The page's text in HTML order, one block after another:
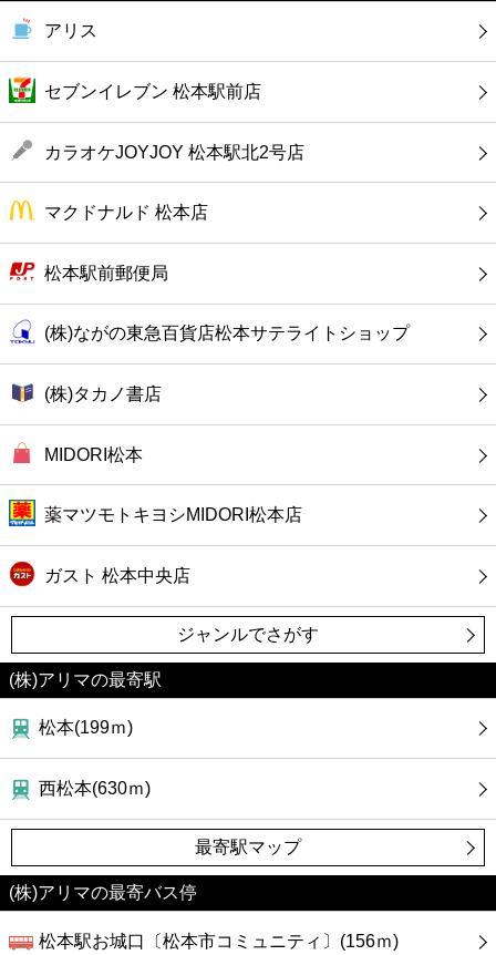
公共
アリス
セブンイレブン 松本駅前店
カラオケJOYJOY 松本駅北2号店
マクドナルド 松本店
松本駅前郵便局
(株)ながの東急百貨店松本サテライトショップ
(株)タカノ書店
MIDORI松本
薬マツモトキヨシMIDORI松本店
ガスト 松本中央店
ジャンルでさがす
(株)アリマの最寄駅
松本(199ｍ)
西松本(630ｍ)
最寄駅マップ
(株)アリマの最寄バス停
松本駅お城口〔松本市コミュニティ〕(156ｍ)